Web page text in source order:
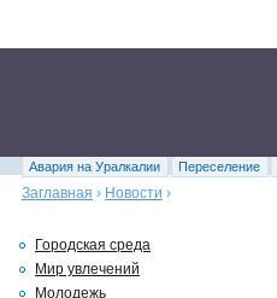
Авария на Уралкалии Переселение
Заглавная › Новости ›
Городская среда
Мир увлечений
Молодежь